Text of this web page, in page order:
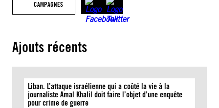
CAMPAGNES
Ajouts récents
Liban. L’attaque israélienne qui a coûté la vie à la
journaliste Amal Khalil doit faire l’objet d’une enquête
pour crime de guerre